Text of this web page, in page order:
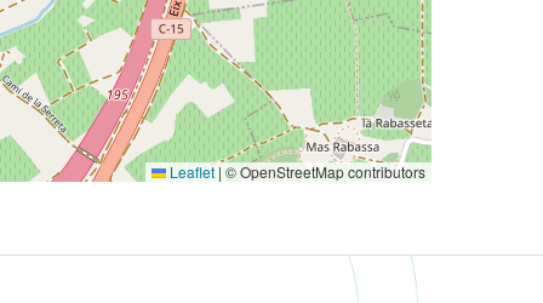
Leaflet | © OpenStreetMap contributors